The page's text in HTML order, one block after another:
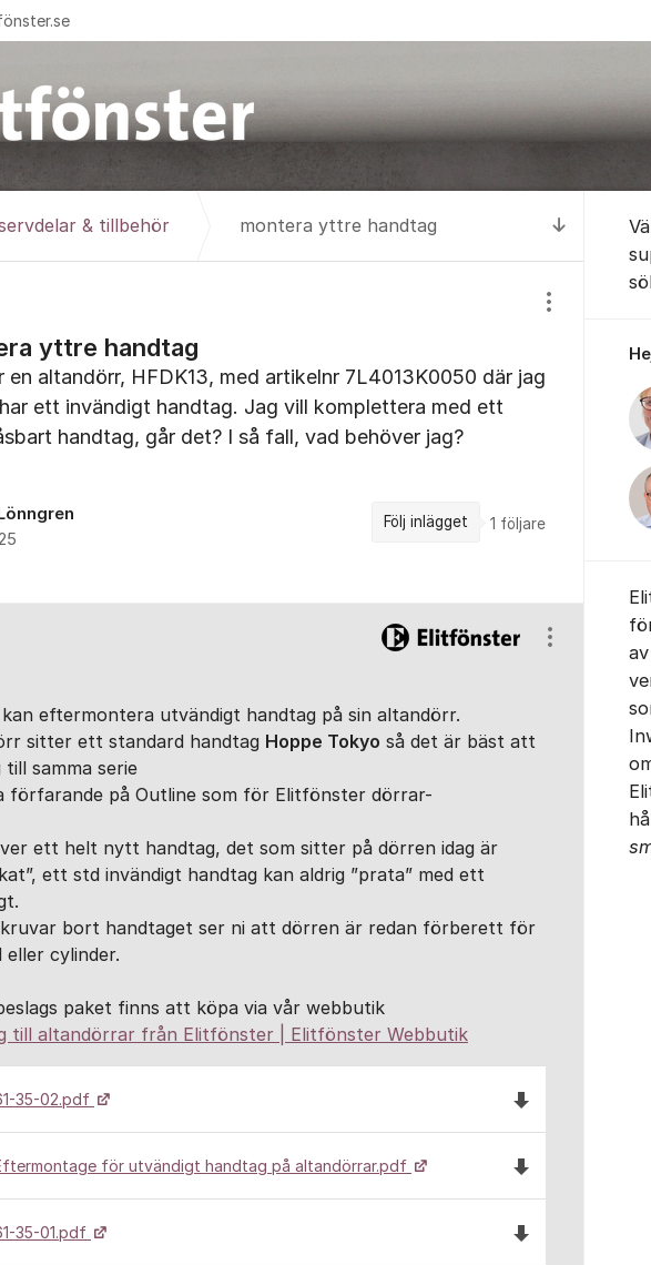
Till
& tillbehör montera yttre handtag
yttre handtag
Visa/dölj
en altandörr, HFDK13, med artikelnr 7L4013K0050 där jag
ett invändigt handtag. Jag vill komplettera med ett
handtag, går det? I så fall, vad behöver jag?
Följ inlägget 1 följare
eftermontera utvändigt handtag på sin altandörr.
sitter ett standard handtag Hoppe Tokyo så det är bäst att
till samma serie
förfarande på Outline som för Elitfönster dörrar-
ett helt nytt handtag, det som sitter på dörren idag är
ett std invändigt handtag kan aldrig ”prata” med ett
bort handtaget ser ni att dörren är redan förberett för
cylinder.
paket finns att köpa via vår webbutik
till altandörrar från Elitfönster | Elitfönster Webbutik
35-02.pdf Ladda ned filen
för utvändigt handtag på altandörrar.pdf Ladda ned
35-01.pdf Ladda ned filen
Visa/dölj